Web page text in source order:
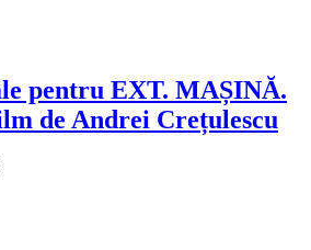
pentru EXT. MAȘINĂ.
de Andrei Crețulescu